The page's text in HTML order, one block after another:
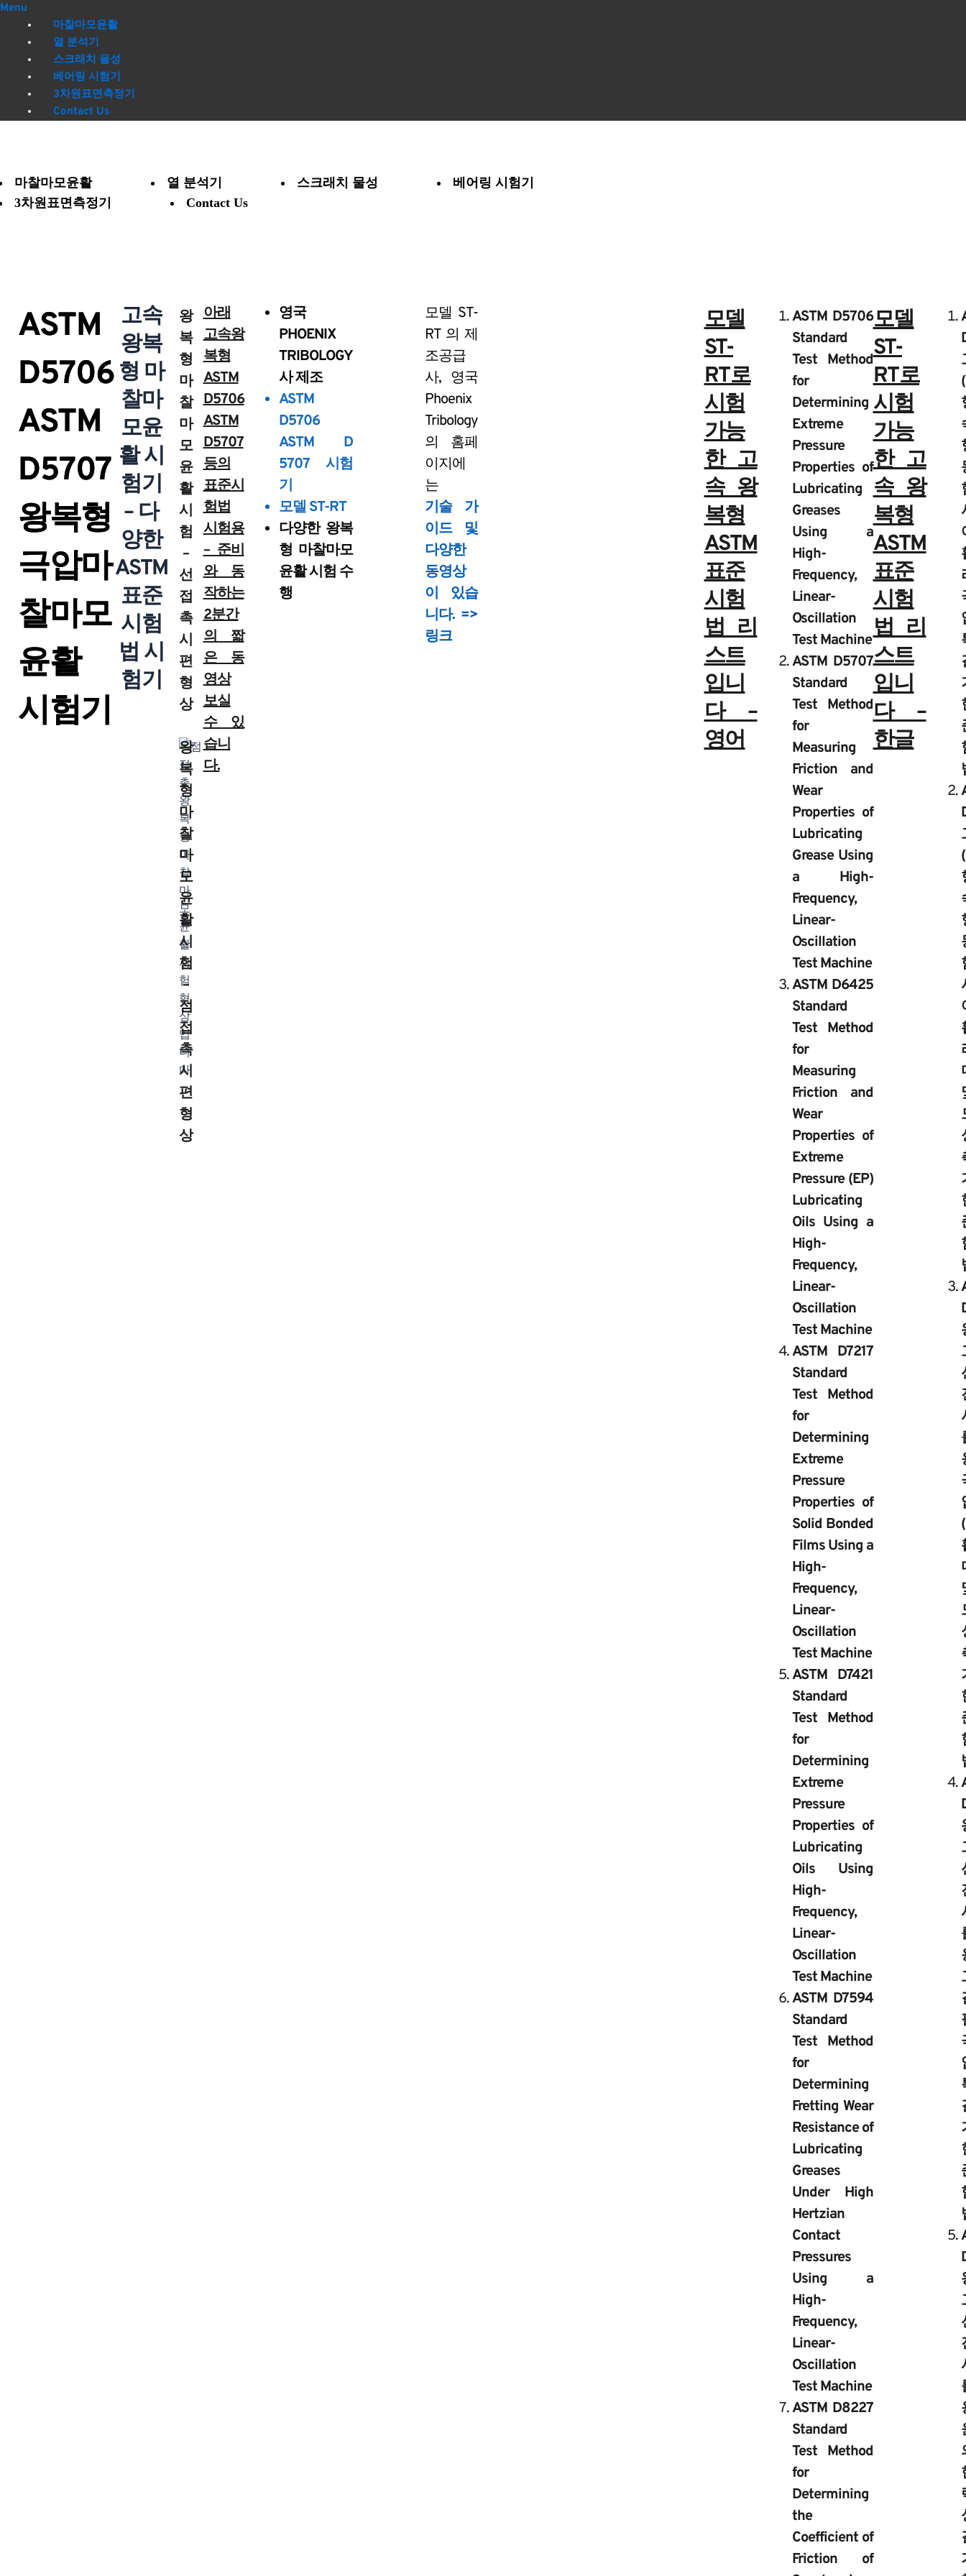
Menu
마찰마모윤활
열 분석기
스크래치 물성
베어링 시험기
3차원표면측정기
Contact Us
마찰마모윤활 열 분석기 스크래치 물성
베어링 시험기
3차원표면측정기
Contact Us
ASTM
D5706
ASTM
D5707
왕복형
극압마
찰마모
윤활
시험기
고속
왕복
형 마
찰마
모윤
활 시
험기
– 다
양한
ASTM
표준
시험
법 시
험기
왕
복
형
마
찰
마
모
윤
활
시
험
–
선
접
촉
시
편
형
상
왕
복
형
마
찰
마
모
윤
활
시
험
–
점
접
촉
시
편
형
상
아래
고속왕
복형
ASTM
D5706
ASTM
D5707
등의
표준시
험법
시험용
– 준비
와 동
작하는
2분간
의 짧
은 동
영상
보실
수 있
습니
다.
영국
PHOENIX
TRIBOLOGY
사 제조
ASTM
D5706
ASTM D
5707 시험
기
모델 ST-RT
다양한 왕복
형 마찰마모
윤활 시험 수
행
모델 ST-
RT 의 제
조공급
사, 영국
Phoenix
Tribology
의 홈페
이지에
는
기술 가
이드 및
다양한
동영상
이 있습
니다. =>
링크
모델
ST-
RT로
시험
가능
한 고
속 왕
복형
ASTM
표준
시험
법 리
스트
입니
다 –
영어
ASTM D5706
Standard
Test Method
for
Determining
Extreme
Pressure
Properties of
Lubricating
Greases
Using a
High-
Frequency,
Linear-
Oscillation
Test Machine
ASTM D5707
Standard
Test Method
for
Measuring
Friction and
Wear
Properties of
Lubricating
Grease Using
a High-
Frequency,
Linear-
Oscillation
Test Machine
ASTM D6425
Standard
Test Method
for
Measuring
Friction and
Wear
Properties of
Extreme
Pressure (EP)
Lubricating
Oils Using a
High-
Frequency,
Linear-
Oscillation
Test Machine
ASTM D7217
Standard
Test Method
for
Determining
Extreme
Pressure
Properties of
Solid Bonded
Films Using a
High-
Frequency,
Linear-
Oscillation
Test Machine
ASTM D7421
Standard
Test Method
for
Determining
Extreme
Pressure
Properties of
Lubricating
Oils Using
High-
Frequency,
Linear-
Oscillation
Test Machine
ASTM D7594
Standard
Test Method
for
Determining
Fretting Wear
Resistance of
Lubricating
Greases
Under High
Hertzian
Contact
Pressures
Using a
High-
Frequency,
Linear-
Oscillation
Test Machine
ASTM D8227
Standard
Test Method
for
Determining
the
Coefficient of
Friction of
모델
ST-
RT로
시험
가능
한 고
속 왕
복형
ASTM
표준
시험
법 리
스트
입니
다 –
한글